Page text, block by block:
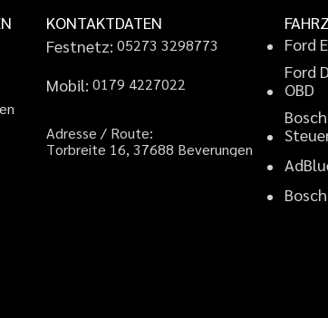
en
KONTAKTDATEN
Festnetz:05273 3298773
Mobil:01 79 4227022
Adresse / Route:
Torbreite 16, 37688 Beverungen
Ford E
Ford D
OBD
Bosch
Steue
AdBlu
Bosch